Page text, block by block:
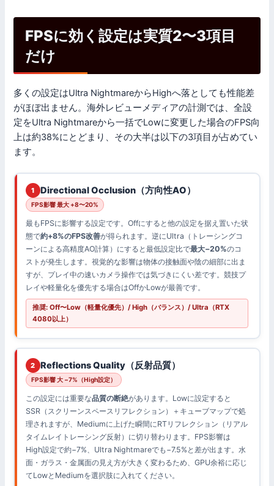
FPSに効く設定は実質2〜3項目
だけ
多くの設定はUltra NightmareからHighへ落としても性能差
がほぼ出ません。海外レビューメディアの計測では、全設
定をUltra Nightmareから一括でLowに変更した場合のFPS向
上は約38%にとどまり、その大半は以下の3項目が占めてい
ます。
1 Directional Occlusion（方向性AO）
FPS影響 最大 +8〜20%
最もFPSに影響する設定です。Offにすると他の設定を据え置いた状
態で約+8%のFPS改善が得られます。逆にUltra（トレーシングコ
ーンによる高精度AO計算）にすると最低設定比で最大−20%のコ
ストが発生します。視覚的な影響は物体の接触面や陰の細部に出ま
すが、プレイ中の速いカメラ操作では気づきにくい差です。競技プ
レイや軽量化を優先する場合はOffかLowが最善です。
推奨: Off〜Low（軽量化優先）/ High（バランス）/ Ultra（RTX
4080以上）
2 Reflections Quality（反射品質）
FPS影響 大 −7%（High設定）
この設定には重要な品質の断絶があります。Lowに設定すると
SSR（スクリーンスペースリフレクション）＋キューブマップで処
理されますが、Mediumに上げた瞬間にRTリフレクション（リアル
タイムレイトレーシング反射）に切り替わります。FPS影響は
High設定で約−7%、Ultra Nightmareでも−7.5%と差が出ます。水
面・ガラス・金属面の見え方が大きく変わるため、GPU余裕に応じ
てLowとMediumを選択肢に入れてください。